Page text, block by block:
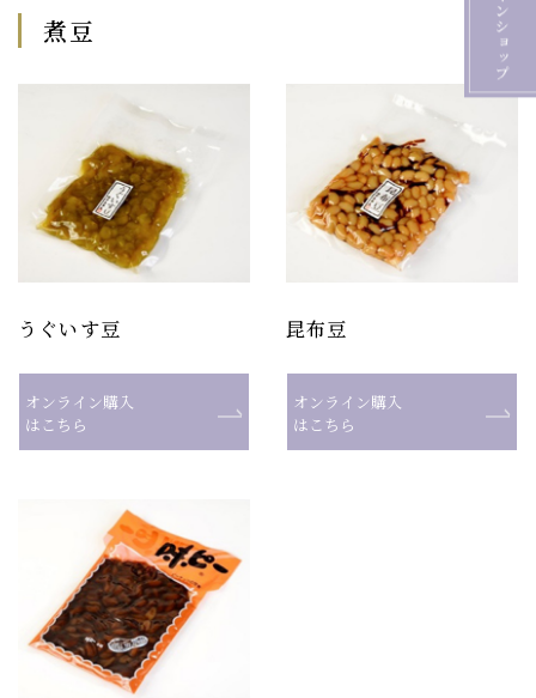
煮豆
うぐいす豆
オンライン購入
はこちら
昆布豆
オンライン購入
はこちら